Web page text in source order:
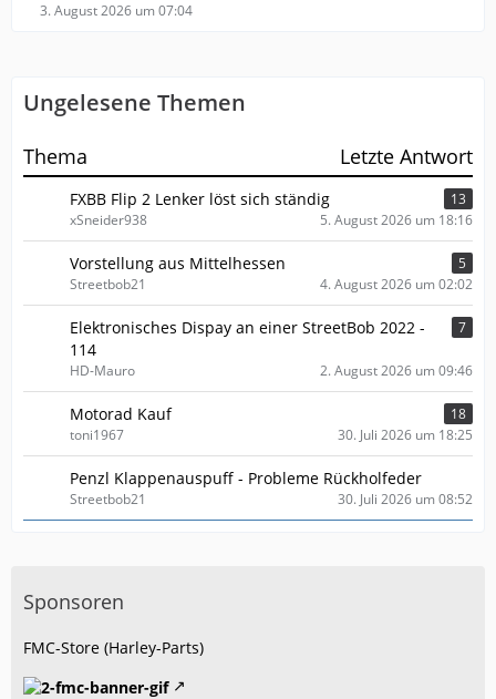
3. August 2026 um 07:04
Ungelesene Themen
Thema Letzte Antwort
FXBB Flip 2 Lenker löst sich ständig
13
xSneider938
5. August 2026 um 18:16
Vorstellung aus Mittelhessen
5
Streetbob21
4. August 2026 um 02:02
Elektronisches Dispay an einer StreetBob 2022 -
114
7
HD-Mauro 2. August 2026 um 09:46
Motorad Kauf
18
toni1967
30. Juli 2026 um 18:25
Penzl Klappenauspuff - Probleme Rückholfeder
Streetbob21 30. Juli 2026 um 08:52
Sponsoren
FMC-Store (Harley-Parts)